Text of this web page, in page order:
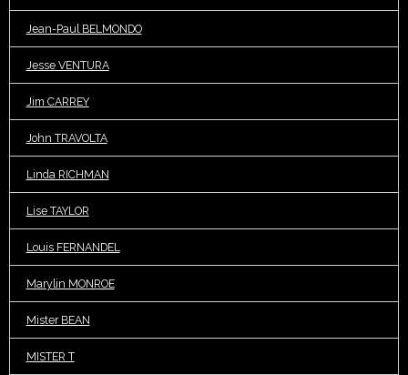
Jean-Paul BELMONDO
Jesse VENTURA
Jim CARREY
John TRAVOLTA
Linda RICHMAN
Lise TAYLOR
Louis FERNANDEL
Marylin MONROE
Mister BEAN
MISTER T